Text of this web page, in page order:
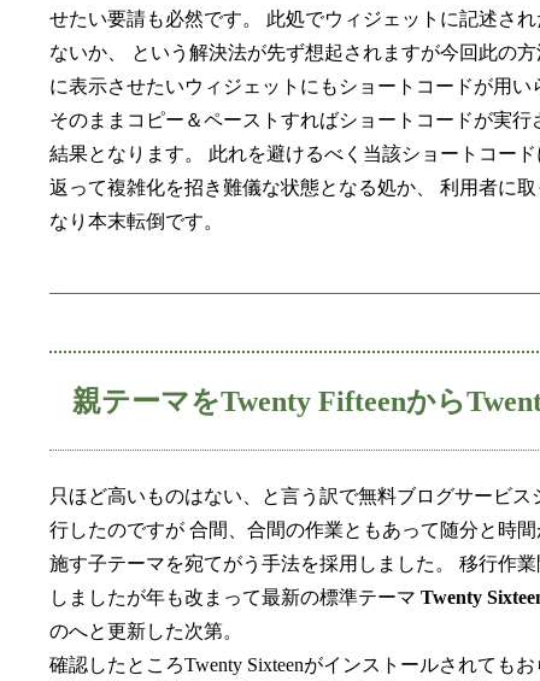
せたい要請も必然です。 此処でウィジェットに記述さ
ないか、 という解決法が先ず想起されますが今回此の
に表示させたいウィジェットにもショートコードが用
そのままコピー＆ペーストすればショートコードが実
結果となります。 此れを避けるべく当該ショートコー
返って複雑化を招き難儀な状態となる処か、 利用者に
なり本末転倒です。
親テーマをTwenty Fifteenから
只ほど高いものはない、と言う訳で無料ブログサービス
行したのですが 合間、合間の作業ともあって随分と時
施す子テーマを宛てがう手法を採用しました。 移行作
しましたが年も改まって最新の標準テーマ Twenty
のへと更新した次第。
確認したところTwenty Sixteenがインストールされても